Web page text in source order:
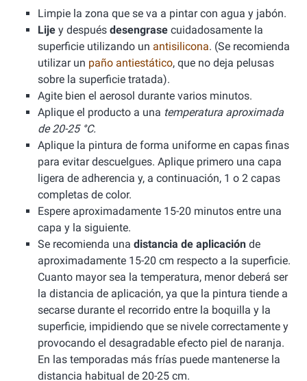
Limpie la zona que se va a pintar con agua y jabón.
Lije y después desengrase cuidadosamente la
superficie utilizando un antisilicona. (Se recomienda
utilizar un paño antiestático, que no deja pelusas
sobre la superficie tratada).
Agite bien el aerosol durante varios minutos.
Aplique el producto a una temperatura aproximada
de 20-25 °C.
Aplique la pintura de forma uniforme en capas finas
para evitar descuelgues. Aplique primero una capa
ligera de adherencia y, a continuación, 1 o 2 capas
completas de color.
Espere aproximadamente 15-20 minutos entre una
capa y la siguiente.
Se recomienda una distancia de aplicación de
aproximadamente 15-20 cm respecto a la superficie.
Cuanto mayor sea la temperatura, menor deberá ser
la distancia de aplicación, ya que la pintura tiende a
secarse durante el recorrido entre la boquilla y la
superficie, impidiendo que se nivele correctamente y
provocando el desagradable efecto piel de naranja.
En las temporadas más frías puede mantenerse la
distancia habitual de 20-25 cm.